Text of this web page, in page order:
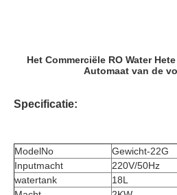
Het Commerciële RO Water
Automaat van de
Specificatie:
ModelNo
Gewicht-22G
Inputmacht
220V/50Hz
watertank
18L